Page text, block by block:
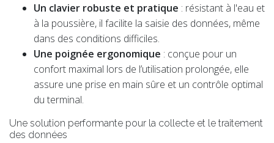
Un clavier robuste et pratique : résistant à l'eau et
à la poussière, il facilite la saisie des données, même
dans des conditions difficiles.
Une poignée ergonomique : conçue pour un
confort maximal lors de l’utilisation prolongée, elle
assure une prise en main sûre et un contrôle optimal
du terminal.
Une solution performante pour la collecte et le traitement
des données